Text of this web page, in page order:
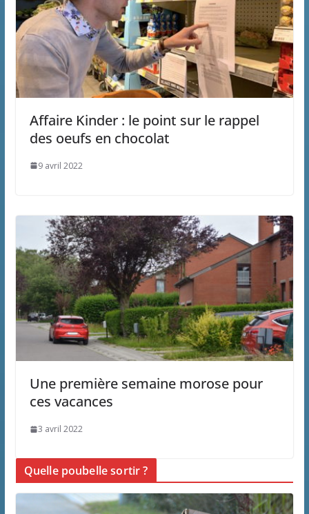
Affaire Kinder : le point sur le rappel
des oeufs en chocolat
9 avril 2022
Une première semaine morose pour
ces vacances
3 avril 2022
Quelle poubelle sortir ?